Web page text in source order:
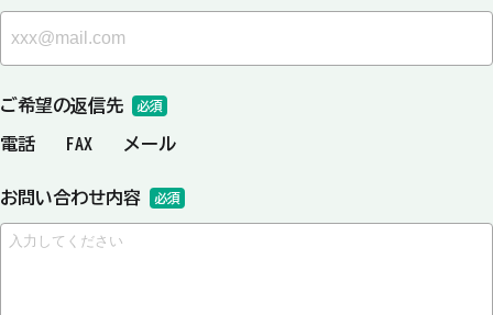
ご希望の返信先 必須
電話 FAX メール
お問い合わせ内容 必須